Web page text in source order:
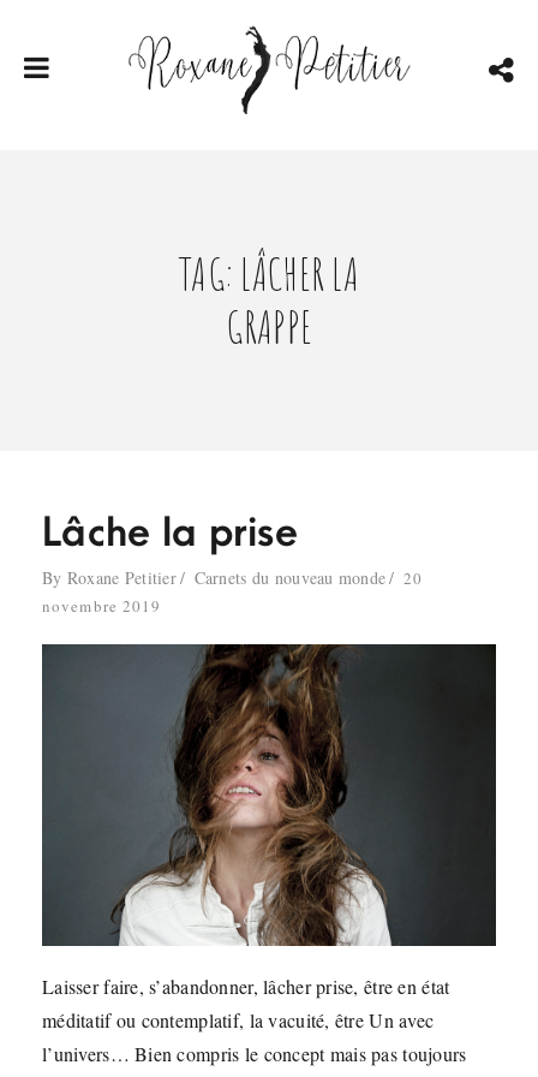
TAG: LÂCHER LA
GRAPPE
Lâche la prise
By Roxane Petitier Carnets du nouveau monde
20
novembre 2019
Laisser faire, s’abandonner, lâcher prise, être en état
méditatif ou contemplatif, la vacuité, être Un avec
l’univers… Bien compris le concept mais pas toujours